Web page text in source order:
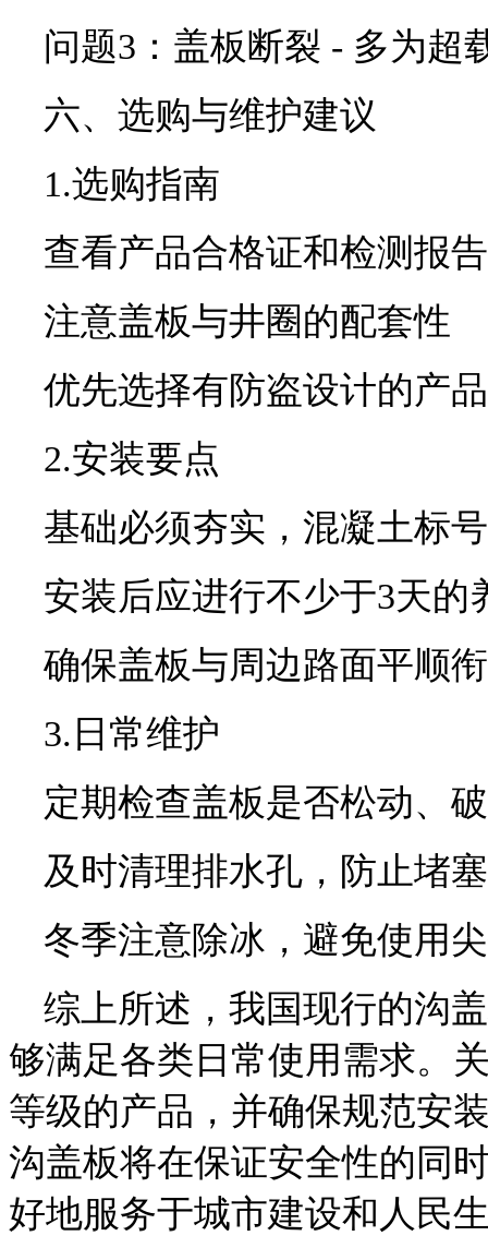
问题3：盖板断裂 - 多为超
六、选购与维护建议
1.选购指南
查看产品合格证和检测报告
注意盖板与井圈的配套性
优先选择有防盗设计的产品
2.安装要点
基础必须夯实，混凝土标
安装后应进行不少于3天的
确保盖板与周边路面平顺
3.日常维护
定期检查盖板是否松动、
及时清理排水孔，防止堵塞
冬季注意除冰，避免使用
综上所述，我国现行的沟
够满足各类日常使用需求。
等级的产品，并确保规范安
沟盖板将在保证安全性的同
好地服务于城市建设和人民